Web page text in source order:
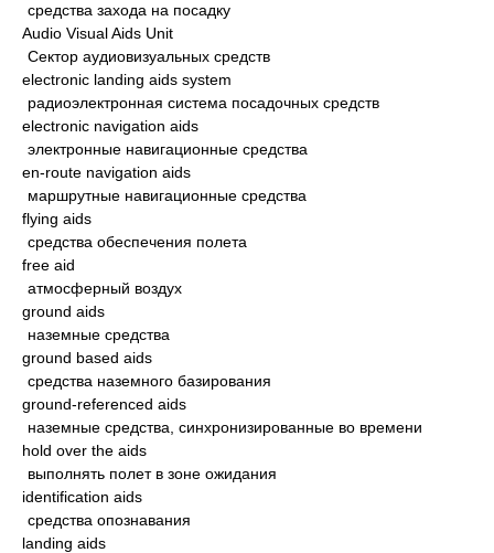
средства захода на посадку
Audio Visual Aids Unit
Сектор аудиовизуальных средств
electronic landing aids system
радиоэлектронная система посадочных средств
electronic navigation aids
электронные навигационные средства
en-route navigation aids
маршрутные навигационные средства
flying aids
средства обеспечения полета
free aid
атмосферный воздух
ground aids
наземные средства
ground based aids
средства наземного базирования
ground-referenced aids
наземные средства, синхронизированные во времени
hold over the aids
выполнять полет в зоне ожидания
identification aids
средства опознавания
landing aids